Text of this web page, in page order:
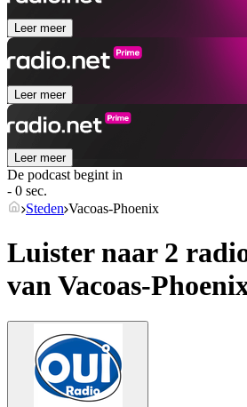
Leer meer
Leer meer
Leer meer
De podcast begint in
- 0 sec.
Steden Vacoas-Phoenix
Luister naar 2
van Vacoas-